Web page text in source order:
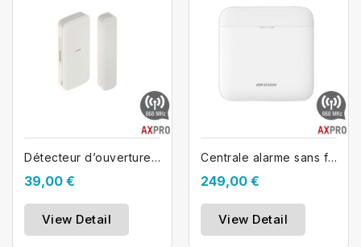
Détecteur d’ouverture de porte et...
39,00 €
View Detail
Centrale alarme sans fil AX PRO...
249,00 €
View Detail